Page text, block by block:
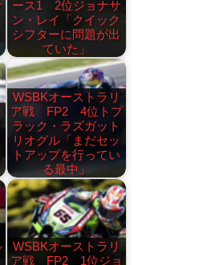
ース1 2位ジョナサ
ン・レイ「クイック
シフターに問題が出
ていた」
WSBKオーストラリ
ア戦 FP2 4位トプ
ラック・ラズガット
リオグル「まだセッ
トアップを行ってい
る最中」
WSBKオーストラリ
ア戦 FP2 1位ジョ